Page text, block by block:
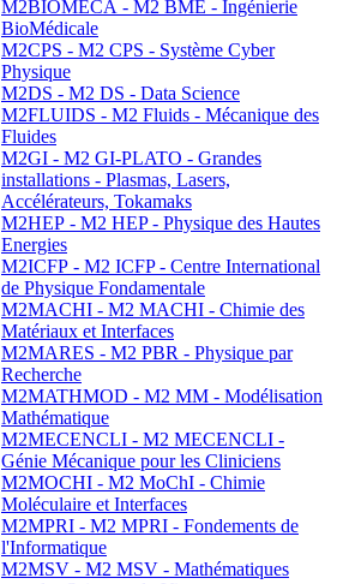
M2BIOMECA - M2 BME - Ingénierie
BioMédicale
M2CPS - M2 CPS - Système Cyber
Physique
M2DS - M2 DS - Data Science
M2FLUIDS - M2 Fluids - Mécanique des
Fluides
M2GI - M2 GI-PLATO - Grandes
installations - Plasmas, Lasers,
Accélérateurs, Tokamaks
M2HEP - M2 HEP - Physique des Hautes
Energies
M2ICFP - M2 ICFP - Centre International
de Physique Fondamentale
M2MACHI - M2 MACHI - Chimie des
Matériaux et Interfaces
M2MARES - M2 PBR - Physique par
Recherche
M2MATHMOD - M2 MM - Modélisation
Mathématique
M2MECENCLI - M2 MECENCLI -
Génie Mécanique pour les Cliniciens
M2MOCHI - M2 MoChI - Chimie
Moléculaire et Interfaces
M2MPRI - M2 MPRI - Fondements de
l'Informatique
M2MSV - M2 MSV - Mathématiques